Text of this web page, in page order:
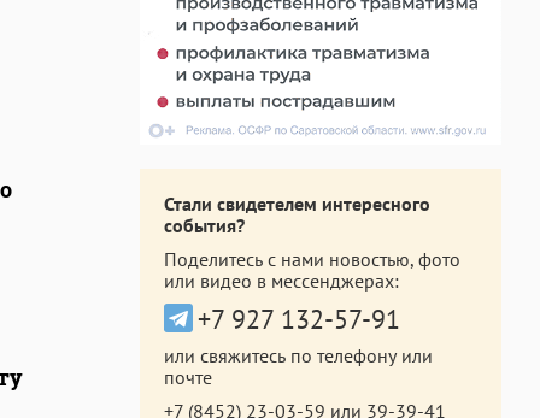
Стали свидетелем интересного
события?
Поделитесь с нами новостью, фото
или видео в мессенджерах:
+7 927 132-57-91
или свяжитесь по телефону или
почте
+7 (8452) 23-03-59 или 39-39-41